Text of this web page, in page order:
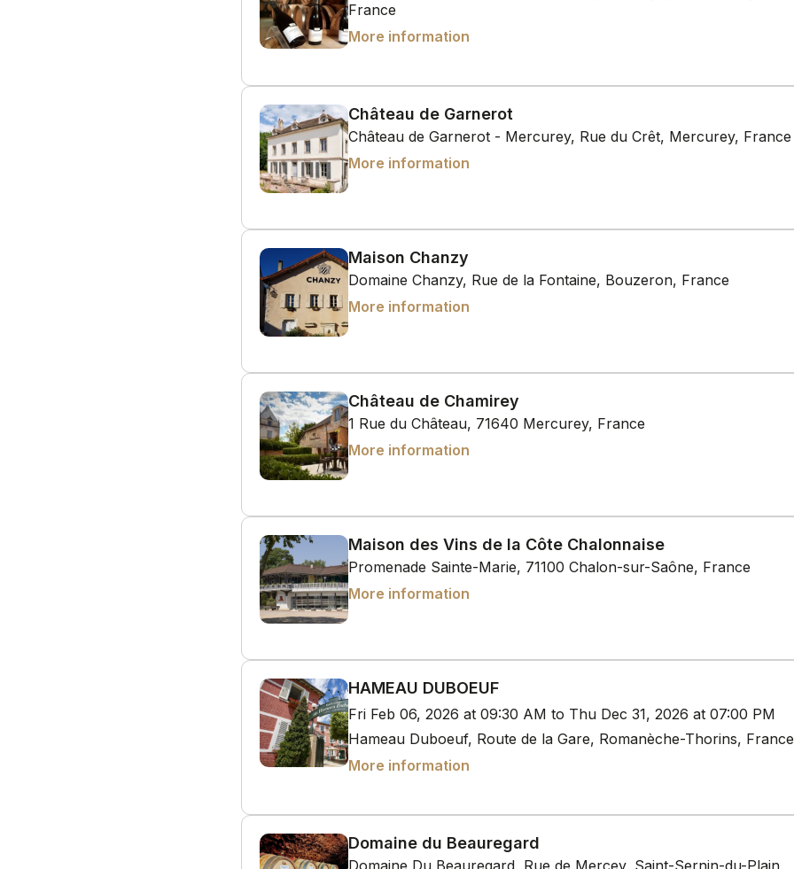
France
More information
Château de Garnerot
Château de Garnerot - Mercurey, Rue du Crêt, Mercurey, France
More information
Maison Chanzy
Domaine Chanzy, Rue de la Fontaine, Bouzeron, France
More information
Château de Chamirey
1 Rue du Château, 71640 Mercurey, France
More information
Maison des Vins de la Côte Chalonnaise
Promenade Sainte-Marie, 71100 Chalon-sur-Saône, France
More information
HAMEAU DUBOEUF
Fri Feb 06, 2026 at 09:30 AM to Thu Dec 31, 2026 at 07:00 PM
Hameau Duboeuf, Route de la Gare, Romanèche-Thorins, France
More information
Domaine du Beauregard
Domaine Du Beauregard, Rue de Mercey, Saint-Sernin-du-Plain,